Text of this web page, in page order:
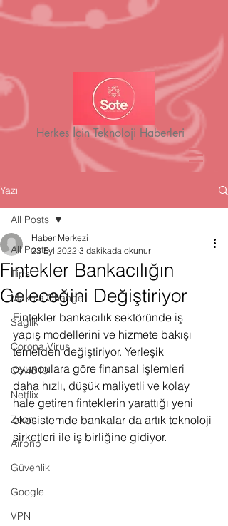
Herkes İçin Teknoloji Haberleri
Yazı
All Posts
Tips
Make a Change
Sağlık
Corona Virus
Covid19
Netflix
Zoom
Airbnb
Güvenlik
Google
VPN
All Posts
Fintekler Bankacılığın
Geleceğini Değiştiriyor
Haber Merkezi
23 Eyl 2022 3 dakikada okunur
Fintekler bankacılık sektöründe iş
yapış modellerini ve hizmete bakışı
temelden değiştiriyor. Yerleşik
oyunculara göre finansal işlemleri
daha hızlı, düşük maliyetli ve kolay
hale getiren finteklerin yarattığı yeni
ekosistemde bankalar da artık teknoloji
şirketleri ile iş birliğine gidiyor.